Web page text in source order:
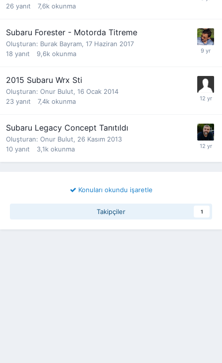
26 yanıt 7,6k okunma
Subaru Forester - Motorda Titreme
Oluşturan: Burak Bayram, 17 Haziran 2017
18 yanıt 9,6k okunma
2015 Subaru Wrx Sti
Oluşturan: Onur Bulut, 16 Ocak 2014
23 yanıt 7,4k okunma
Subaru Legacy Concept Tanıtıldı
Oluşturan: Onur Bulut, 26 Kasım 2013
10 yanıt 3,1k okunma
Konuları okundu işaretle
Takipçiler 1